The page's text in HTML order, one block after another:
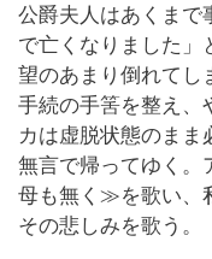
公爵夫人はあくまで
で亡くなりました
望のあまり倒れてし
手続の手筈を整え、
カは虚脱状態のま
無言で帰ってゆく
母も無く≫を歌い、
その悲しみを歌う。